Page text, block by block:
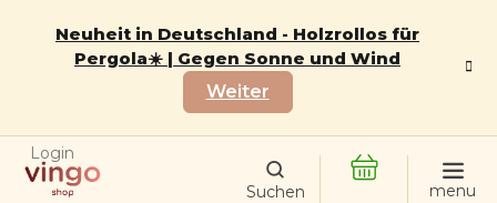
Neuheit in Deutschland - Holzrollos für
Pergola☀️ | Gegen Sonne und Wind
Weiter
Login
WARENKORB